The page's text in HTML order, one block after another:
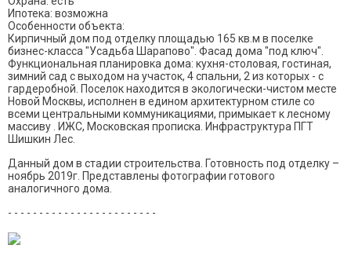
Ипотека: возможна
Особенности объекта:
Кирпичный дом под отделку площадью 165 кв.м в поселке
бизнес-класса "Усадьба Шарапово". Фасад дома "под ключ".
Функциональная планировка дома: кухня-столовая, гостиная,
зимний сад с выходом на участок, 4 спальни, 2 из которых - с
гардеробной. Поселок находится в экологически-чистом месте
Новой Москвы, исполнен в едином архитектурном стиле со
всеми центральными коммуникациями, примыкает к лесному
массиву . ИЖС, Московская прописка. Инфраструктура ПГТ
Шишкин Лес.
Данный дом в стадии строительства. Готовность под отделку –
ноябрь 2019г. Представлены фотографии готового
аналогичного дома.
- - - - - - - - - - - - - - - - - - - - - - - -